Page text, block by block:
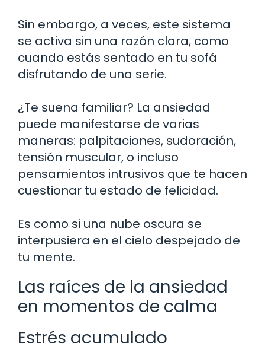
Sin embargo, a veces, este sistema
se activa sin una razón clara, como
cuando estás sentado en tu sofá
disfrutando de una serie.
¿Te suena familiar? La ansiedad
puede manifestarse de varias
maneras: palpitaciones, sudoración,
tensión muscular, o incluso
pensamientos intrusivos que te hacen
cuestionar tu estado de felicidad.
Es como si una nube oscura se
interpusiera en el cielo despejado de
tu mente.
Las raíces de la ansiedad
en momentos de calma
Estrés acumulado